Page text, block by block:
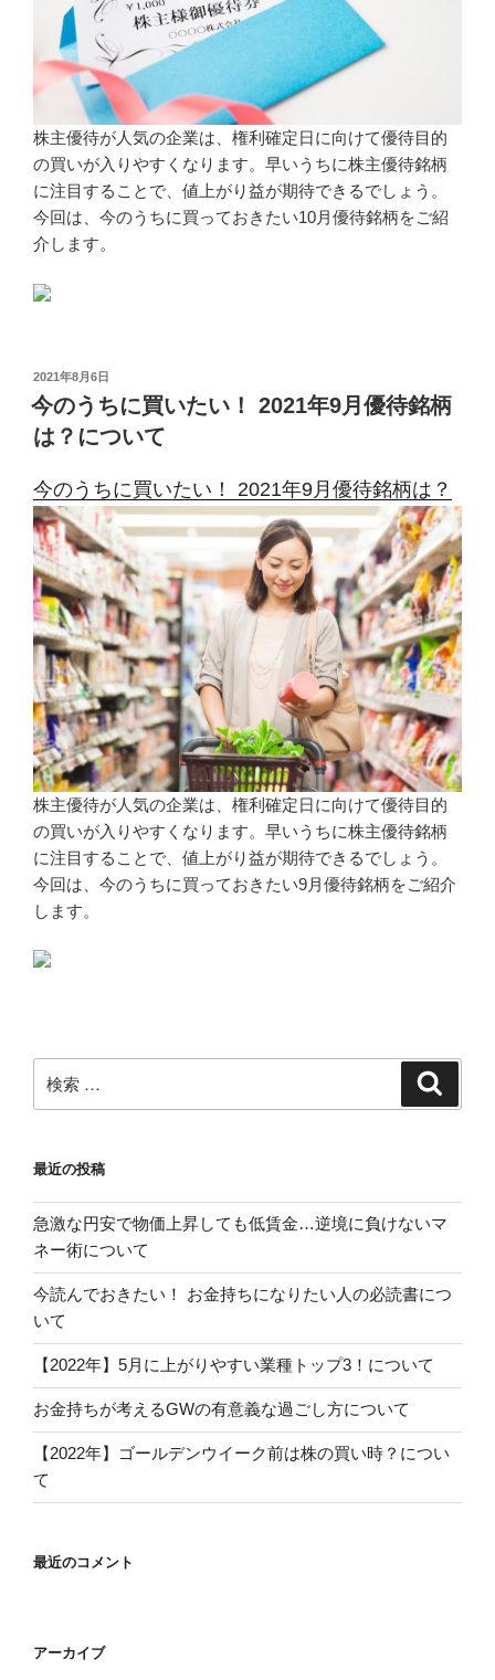
株主優待が人気の企業は、権利確定日に向けて優待目的
の買いが入りやすくなります。早いうちに株主優待銘柄
に注目することで、値上がり益が期待できるでしょう。
今回は、今のうちに買っておきたい10月優待銘柄をご紹
介します。
投
稿
日:
2021年8月6日
今のうちに買いたい！ 2021年9月優待銘柄
は？について
今のうちに買いたい！ 2021年9月優待銘柄は？
株主優待が人気の企業は、権利確定日に向けて優待目的
の買いが入りやすくなります。早いうちに株主優待銘柄
に注目することで、値上がり益が期待できるでしょう。
今回は、今のうちに買っておきたい9月優待銘柄をご紹介
します。
索:
最近の投稿
急激な円安で物価上昇しても低賃金…逆境に負けないマ
ネー術について
今読んでおきたい！ お金持ちになりたい人の必読書につ
いて
【2022年】5月に上がりやすい業種トップ3！について
お金持ちが考えるGWの有意義な過ごし方について
【2022年】ゴールデンウイーク前は株の買い時？につい
て
最近のコメント
アーカイブ